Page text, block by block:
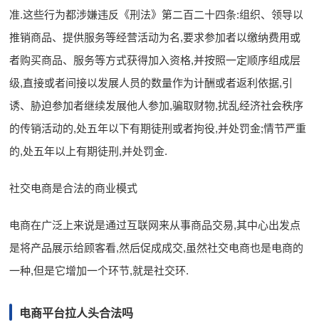
准.这些行为都涉嫌违反《刑法》第二百二十四条:组织、领导以
推销商品、提供服务等经营活动为名,要求参加者以缴纳费用或
者购买商品、服务等方式获得加入资格,并按照一定顺序组成层
级,直接或者间接以发展人员的数量作为计酬或者返利依据,引
诱、胁迫参加者继续发展他人参加,骗取财物,扰乱经济社会秩序
的传销活动的,处五年以下有期徒刑或者拘役,并处罚金;情节严重
的,处五年以上有期徒刑,并处罚金.
社交电商是合法的商业模式
电商在广泛上来说是通过互联网来从事商品交易,其中心出发点
是将产品展示给顾客看,然后促成成交,虽然社交电商也是电商的
一种,但是它增加一个环节,就是社交环.
电商平台拉人头合法吗